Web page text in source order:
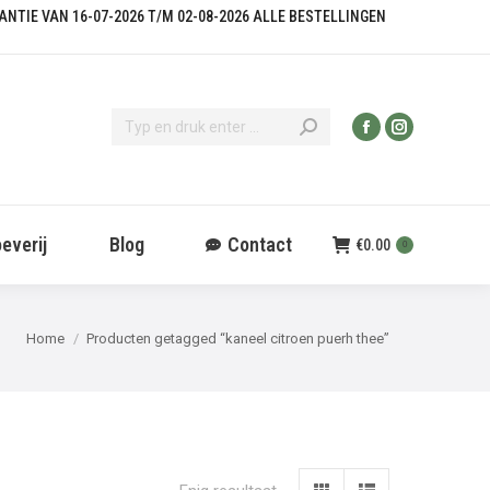
VAN 16-07-2026 T/M 02-08-2026 ALLE BESTELLINGEN
Blog Contact €0.00 0
Je bent hier:
Home Producten getagged “kaneel citroen puerh thee”